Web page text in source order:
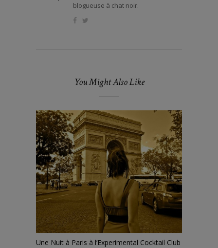
blogueuse à chat noir.
You Might Also Like
Une Nuit à Paris à l’Experimental Cocktail Club